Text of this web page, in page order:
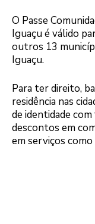
O Passe
Iguaçu é válido
outros 13
Iguaçu.
Para ter direito,
residência nas
de identidade
descontos em
em serviços